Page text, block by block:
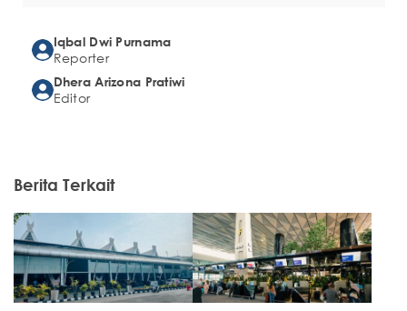
Iqbal Dwi Purnama
Reporter
Dhera Arizona Pratiwi
Editor
Berita Terkait